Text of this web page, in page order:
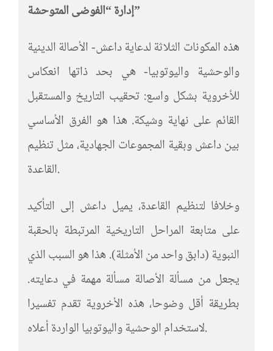
إدارة “الفوضى المتوحشة”
هذه المكونات الثلاثة لدعاية داعش- الأصالة الدينية
والوحشية واليوتوبيا- هي بحد ذاتها انعكاس
للأخروية بشكل واسع: تحقيب التاريخ والمستقبل
القائم على نهاية وشيكة. هذا هو الفرق الأساسي
بين داعش وبقية المجموعات الجهادية، مثل تنظيم
القاعدة.
وخلافا لتنظيم القاعدة، يميل داعش إلى التأكيد
على متابعة المراحل التاريخية المرتبطة بالحقبة
النبوية (دابق واحد من الأمثلة). هذا هو السبب الذي
يجعل من مسألة الأصالة مسألة مهمة في دعايته.
بطريقة أقل وضوحا، هذه الأخروية تقدم تفسيرا
لاستخدام الوحشية واليوتوبيا الواردة أعلاه.